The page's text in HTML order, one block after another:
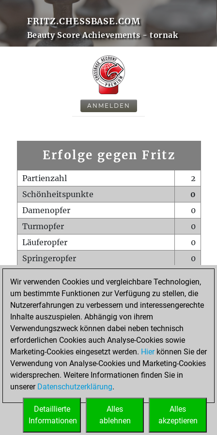
FRITZ.CHESSBASE.COM
Beauty Score Achievements - tornak
ANMELDEN
Erfolge gegen Fritz
Partienzahl
2
Schönheitspunkte
0
Damenopfer
0
Turmopfer
0
Läuferopfer
0
Springeropfer
0
Matt auf vollem Brett
0
Bauer setzt Matt
0
Erstickte Matts
Unterverwandlungen
Türme auf der siebten
0
STARTSEITE
Wir verwenden Cookies und vergleichbare Technologien,
um bestimmte Funktionen zur Verfügung zu stellen, die
Nutzererfahrungen zu verbessern und interessengerechte
Inhalte auszuspielen. Abhängig von ihrem
Verwendungszweck können dabei neben technisch
erforderlichen Cookies auch Analyse-Cookies sowie
Marketing-Cookies eingesetzt werden. Hierkönnen Sie der
Verwendung von Analyse-Cookies und Marketing-Cookies
widersprechen. Weitere Informationen finden Sie in
unserer Datenschutzerklärung.
Alles
akzeptieren
Alles
ablehnen
Detaillierte
Informationen